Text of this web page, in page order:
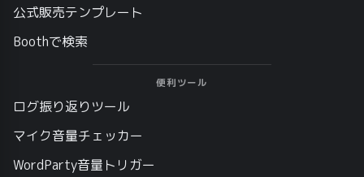
公式販売テンプレート
Boothで検索
便利ツール
ログ振り返りツール
マイク音量チェッカー
WordParty音量トリガー